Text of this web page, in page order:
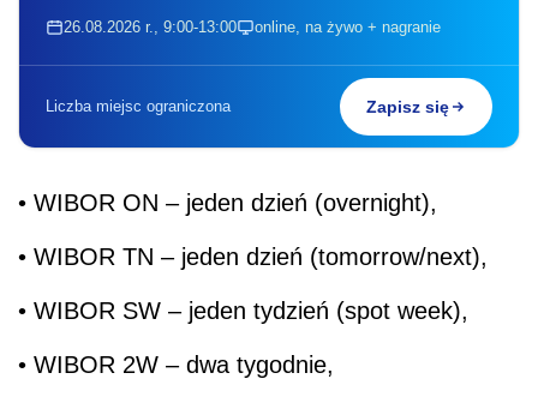
26.08.2026 r., 9:00-13:00 online, na żywo + nagranie
Liczba miejsc ograniczona Zapisz się
• WIBOR ON – jeden dzień (overnight),
• WIBOR TN – jeden dzień (tomorrow/next),
• WIBOR SW – jeden tydzień (spot week),
• WIBOR 2W – dwa tygodnie,